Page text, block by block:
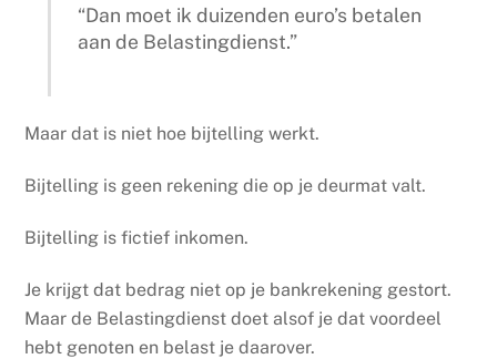
“Dan moet ik duizenden euro’s betalen
aan de Belastingdienst.”
Maar dat is niet hoe bijtelling werkt.
Bijtelling is geen rekening die op je deurmat valt.
Bijtelling is fictief inkomen.
Je krijgt dat bedrag niet op je bankrekening gestort.
Maar de Belastingdienst doet alsof je dat voordeel
hebt genoten en belast je daarover.